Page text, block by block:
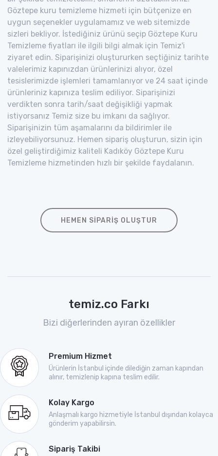
Göztepe kuru temizleme hizmeti için bütçenize en
uygun seçenekler uygulamamız ve web sitemizde
sizleri bekliyor. İstediğiniz ürünü seçip Göztepe Kuru
Temizleme fiyatları ile ilgili bilgi almak için Temiz'i
ziyaret edin. Siparişinizi oluştururken seçtiğiniz tarihte
valelerimiz kapınızdan ürünlerinizi alıyor, özel
tesislerimizde işlemleri tamamlanıyor ve 24 saat içinde
ürünleriniz kapınıza teslim ediliyor. Siparişinizi
verdikten sonra tarih/saat değişikliği yapmak
istiyorsanız Temiz size bu imkanı da sağlıyor.
Siparişinizin tüm aşamalarını da bildirimler ile
izleyebiliyorsunuz. Hemen sipariş oluşturun, sizin için
özel geliştirdiğimiz kaliteli Kadıköy Göztepe Kuru
Temizleme hizmetinden hızlı bir şekilde faydalanın.
HEMEN SIPARIŞ OLUŞTUR
temiz.co Farkı
Bizi diğerlerinden ayıran özellikler
Premium Hizmet
Ürünlerin İstanbul içinde dilediğin zaman kapından
alınır, temizlenip kapına teslim edilir.
Kolay Kargo
Anlaşmalı kargo hizmetiyle İstanbul dışından kolayca
gönderim yapabilirsin.
Sipariş Takibi